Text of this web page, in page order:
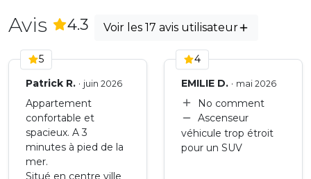
Avis 4.3( 17Avis)
Voir les 17 avis utilisateur
5
Patrick R. · juin 2026
Appartement
confortable et
spacieux. A 3
minutes à pied de la
mer.
Situé en centre ville
4
EMILIE D. · mai 2026
No comment
Ascenseur
véhicule trop étroit
pour un SUV